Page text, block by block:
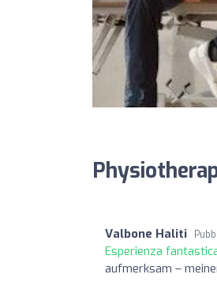
Valbone Haliti
Esperienza
aufmerksam –